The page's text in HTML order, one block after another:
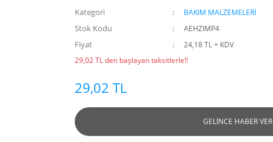
Kategori BAKIM MALZEMELERİ
Stok Kodu AEHZIMP4
Fiyat
24,18 TL + KDV
29,02 TL den başlayan taksitlerle!!
29,02 TL
GELİNCE HABER VER